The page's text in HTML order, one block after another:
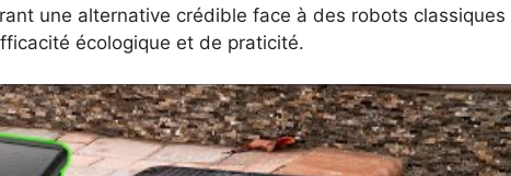
une alternative crédible face à des robots classiques
écologique et de praticité.